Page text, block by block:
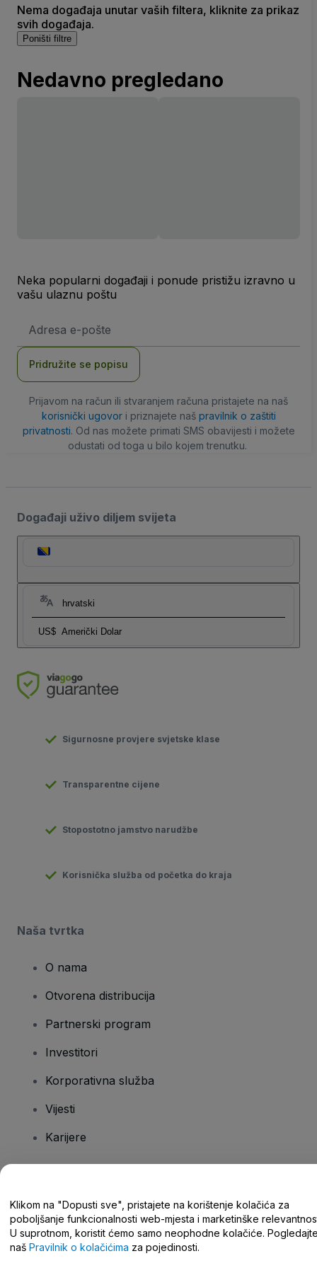
Nema događaja unutar vaših filtera, kliknite za prikaz
svih događaja.
Poništi filtre
Nedavno pregledano
Neka popularni događaji i ponude pristižu izravno u
vašu ulaznu poštu
mail
Pridružite se popisu
Prijavom na račun ili stvaranjem računa pristajete na naš
korisnički ugovori priznajete naš pravilnik o zaštiti
privatnosti. Od nas možete primati SMS obavijesti i možete
odustati od toga u bilo kojem trenutku.
Događaji uživo diljem svijeta
hrvatski
US$ Američki Dolar
Sigurnosne provjere svjetske klase
Transparentne cijene
Stopostotno jamstvo narudžbe
Korisnička služba od početka do kraja
Naša tvrtka
O nama
Otvorena distribucija
Partnerski program
Investitori
Korporativna služba
Vijesti
Karijere
Centar za pomoć/kontaktirajte nas
Klikom na "Dopusti sve", pristajete na korištenje kolačića za
poboljšanje funkcionalnosti web-mjesta i marketinške
U suprotnom, koristit ćemo samo neophodne kolačiće.
naš Pravilnik o kolačićima za pojedinosti.